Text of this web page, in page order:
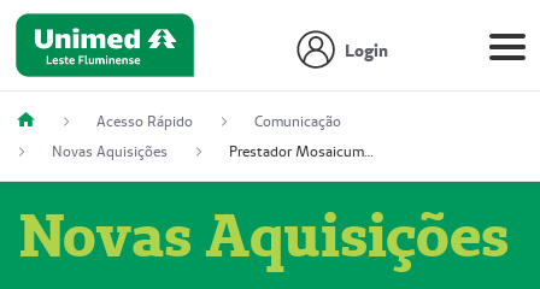
Login
Acesso Rápido
Comunicação
Novas Aquisições
Prestador Mosaicum Espaço Clínico Ltda (51004352-0)
Novas Aquisições